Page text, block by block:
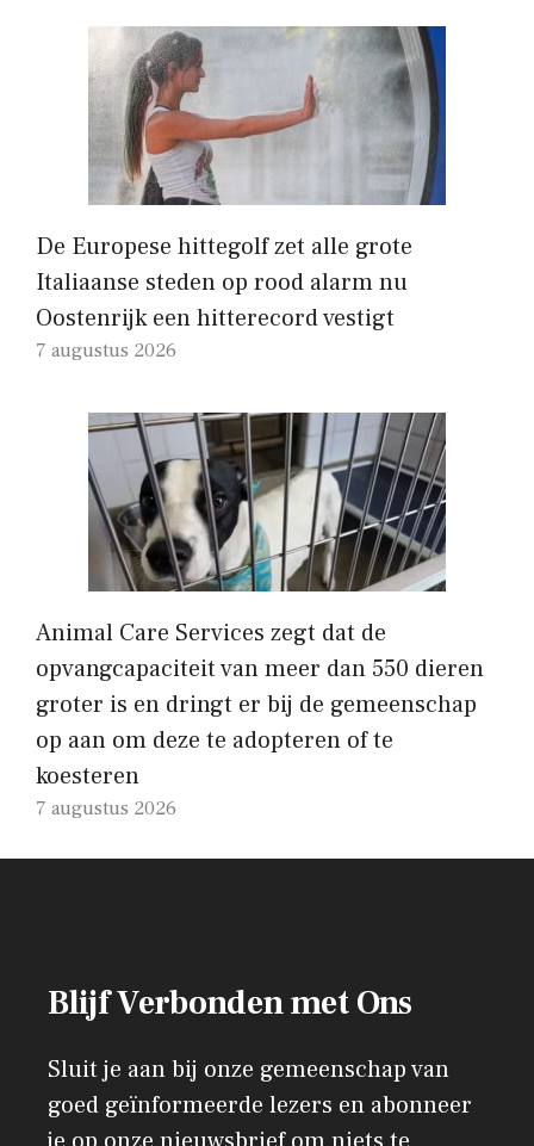
De Europese hittegolf zet alle grote
Italiaanse steden op rood alarm nu
Oostenrijk een hitterecord vestigt
7 augustus 2026
Animal Care Services zegt dat de
opvangcapaciteit van meer dan 550 dieren
groter is en dringt er bij de gemeenschap
op aan om deze te adopteren of te
koesteren
7 augustus 2026
Blijf Verbonden met Ons
Sluit je aan bij onze gemeenschap van
goed geïnformeerde lezers en abonneer